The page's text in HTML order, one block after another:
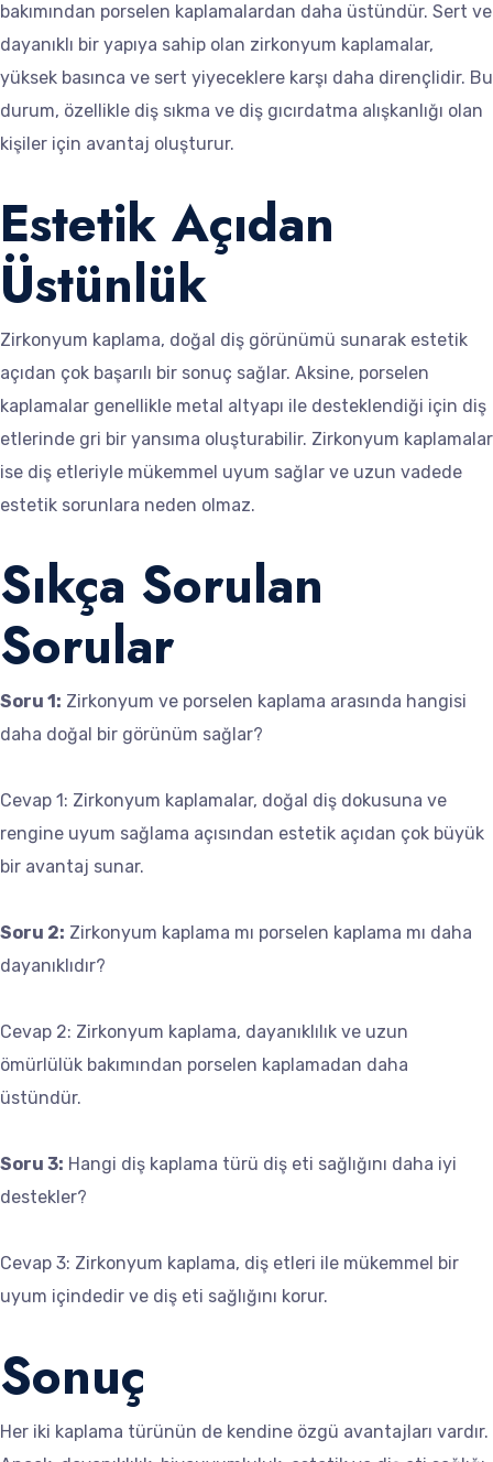
bakımından porselen kaplamalardan daha üstündür. Sert ve
dayanıklı bir yapıya sahip olan zirkonyum kaplamalar,
yüksek basınca ve sert yiyeceklere karşı daha dirençlidir. Bu
durum, özellikle diş sıkma ve diş gıcırdatma alışkanlığı olan
kişiler için avantaj oluşturur.
Estetik Açıdan
Üstünlük
Zirkonyum kaplama, doğal diş görünümü sunarak estetik
açıdan çok başarılı bir sonuç sağlar. Aksine, porselen
kaplamalar genellikle metal altyapı ile desteklendiği için diş
etlerinde gri bir yansıma oluşturabilir. Zirkonyum kaplamalar
ise diş etleriyle mükemmel uyum sağlar ve uzun vadede
estetik sorunlara neden olmaz.
Sıkça Sorulan
Sorular
Soru 1: Zirkonyum ve porselen kaplama arasında hangisi
daha doğal bir görünüm sağlar?
Cevap 1: Zirkonyum kaplamalar, doğal diş dokusuna ve
rengine uyum sağlama açısından estetik açıdan çok büyük
bir avantaj sunar.
Soru 2: Zirkonyum kaplama mı porselen kaplama mı daha
dayanıklıdır?
Cevap 2: Zirkonyum kaplama, dayanıklılık ve uzun
ömürlülük bakımından porselen kaplamadan daha
üstündür.
Soru 3: Hangi diş kaplama türü diş eti sağlığını daha iyi
destekler?
Cevap 3: Zirkonyum kaplama, diş etleri ile mükemmel bir
uyum içindedir ve diş eti sağlığını korur.
Sonuç
Her iki kaplama türünün de kendine özgü avantajları vardır.